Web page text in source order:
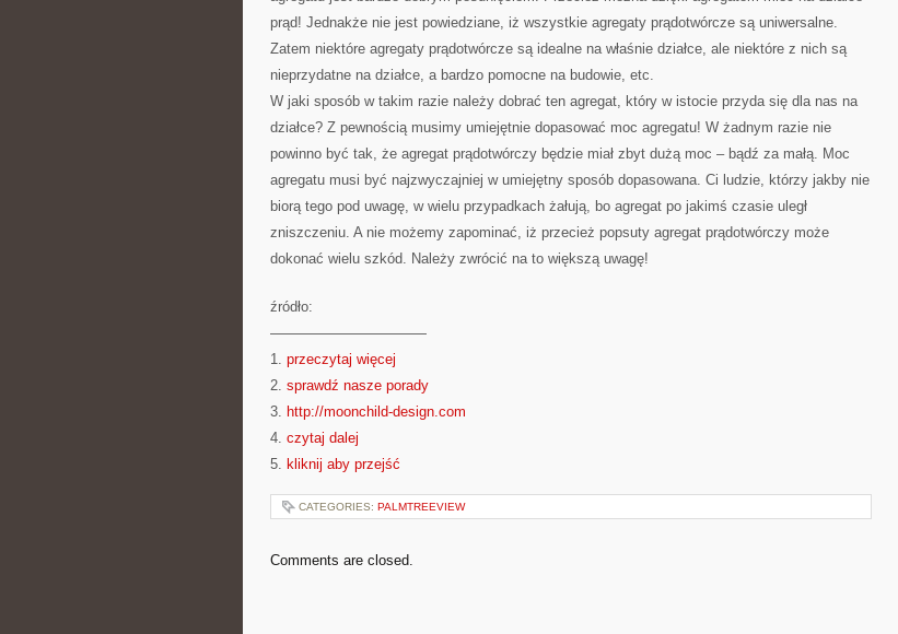
prąd! Jednakże nie jest powiedziane, iż wszystkie agregaty prądotwórcze są uniwersalne.
Zatem niektóre agregaty prądotwórcze są idealne na właśnie działce, ale niektóre z nich są
nieprzydatne na działce, a bardzo pomocne na budowie, etc.
W jaki sposób w takim razie należy dobrać ten agregat, który w istocie przyda się dla nas na
działce? Z pewnością musimy umiejętnie dopasować moc agregatu! W żadnym razie nie
powinno być tak, że agregat prądotwórczy będzie miał zbyt dużą moc – bądź za małą. Moc
agregatu musi być najzwyczajniej w umiejętny sposób dopasowana. Ci ludzie, którzy jakby nie
biorą tego pod uwagę, w wielu przypadkach żałują, bo agregat po jakimś czasie uległ
zniszczeniu. A nie możemy zapominać, iż przecież popsuty agregat prądotwórczy może
dokonać wielu szkód. Należy zwrócić na to większą uwagę!
źródło:
———————————
1. przeczytaj więcej
2. sprawdź nasze porady
3. http://moonchild-design.com
4. czytaj dalej
5. kliknij aby przejść
CATEGORIES: PALMTREEVIEW
Comments are closed.